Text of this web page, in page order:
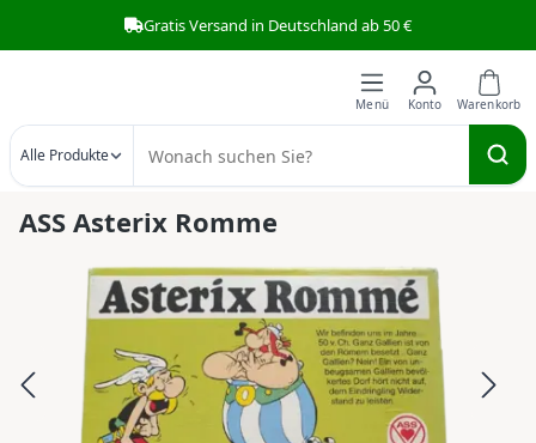
Zum Hauptinhalt springenGratis Versand in Deutschland ab 50 €
Alle Produkte
ASS Asterix Romme
Bildergalerie überspringen